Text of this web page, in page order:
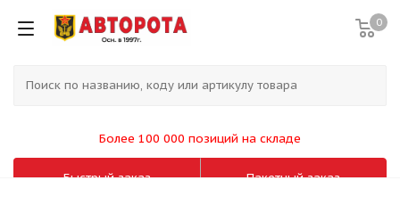
0
Более 100 000 позиций на складе
Быстрый заказ Пакетный заказ